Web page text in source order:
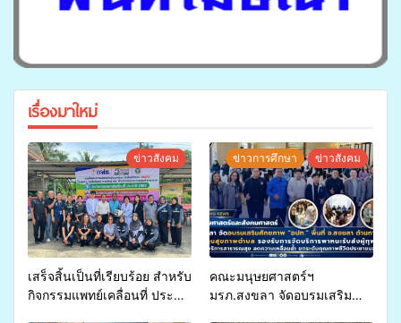
เรื่องมาใหม่
ข่าวสังคม
เสร็จสิ้นเป็นที่เรียบร้อย สำหรับ
กิจกรรมแพทย์เคลื่อนที่ ประจำ
ข่าวการศึกษา ข่าวสังคม
คณะมนุษยศาสตร์ฯ
มรภ.สงขลา จัดอบรมเสริม